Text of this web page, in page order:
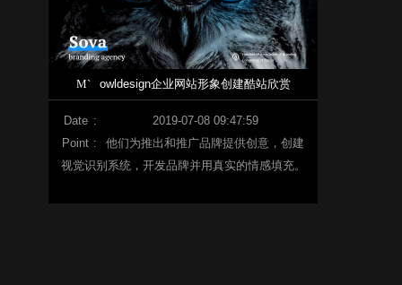
M` owldesign企业网站形象创建酷站欣赏
Date :
2019-07-08 09:47:59
Point :
他们为推出和推广品牌提供创意，创建
视觉识别系统，开发品牌并用真实的情感填充。